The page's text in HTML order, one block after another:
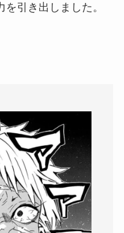
引き出しました。